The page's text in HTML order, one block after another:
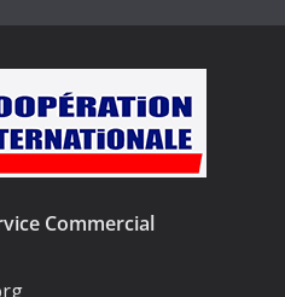
Commercial